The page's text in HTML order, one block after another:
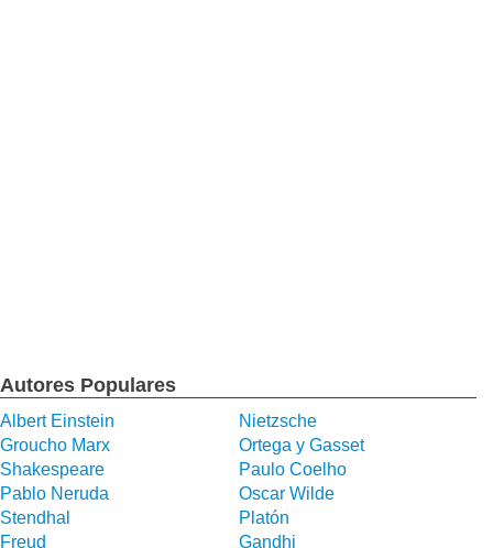
Autores Populares
Albert Einstein
Nietzsche
Groucho Marx
Ortega y Gasset
Shakespeare
Paulo Coelho
Pablo Neruda
Oscar Wilde
Stendhal
Platón
Freud
Gandhi